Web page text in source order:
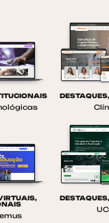
DESTAQUES
,
DESTAQUES